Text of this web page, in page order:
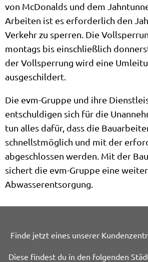
von McDonalds und dem
Arbeiten ist es erforderlich den
Verkehr zu sperren. Die
montags bis einschließlich
der Vollsperrung wird eine
ausgeschildert.
Die evm-Gruppe und ihre
entschuldigen sich für die
tun alles dafür, dass die
schnellstmöglich und mit der
abgeschlossen werden. Mit der
sichert die evm-Gruppe eine
Abwasserentsorgung.
Finde jetzt eines unserer
Diese findest du in den folgenden